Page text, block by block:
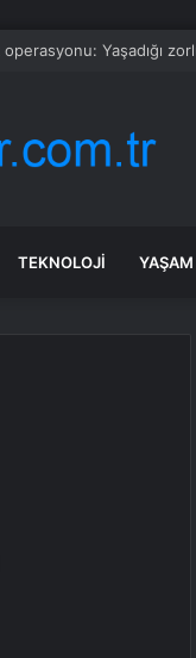
TEKNOLOJI YAŞAM